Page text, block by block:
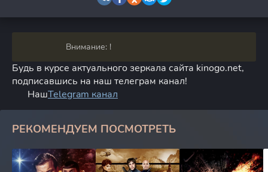
Внимание: !
Будь в курсе актуального зеркала сайта kinogo.net,
подписавшись на наш телеграм канал!
НашTelegram канал
РЕКОМЕНДУЕМ ПОСМОТРЕТЬ